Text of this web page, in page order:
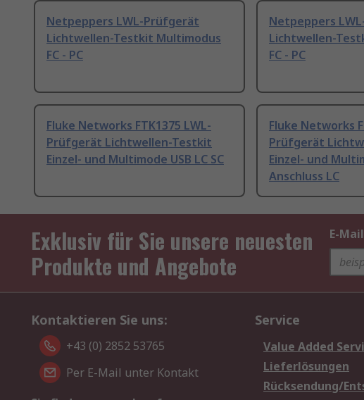
Netpeppers LWL-Prüfgerät
Lichtwellen-Testkit Multimodus
FC - PC
Netpeppers
Lichtwellen-
FC - PC
Fluke Networks FTK1375 LWL-
Prüfgerät Lichtwellen-Testkit
Einzel- und Multimode USB LC SC
Fluke Networks
Prüfgerät
Einzel- und
Anschluss LC
Exklusiv für Sie unsere neuesten
Produkte und Angebote
E-
Kontaktieren Sie uns:
+43 (0) 2852 53765
Per E-Mail unter Kontakt
Service
Value Added
Lieferlösungen
Rücksendung/